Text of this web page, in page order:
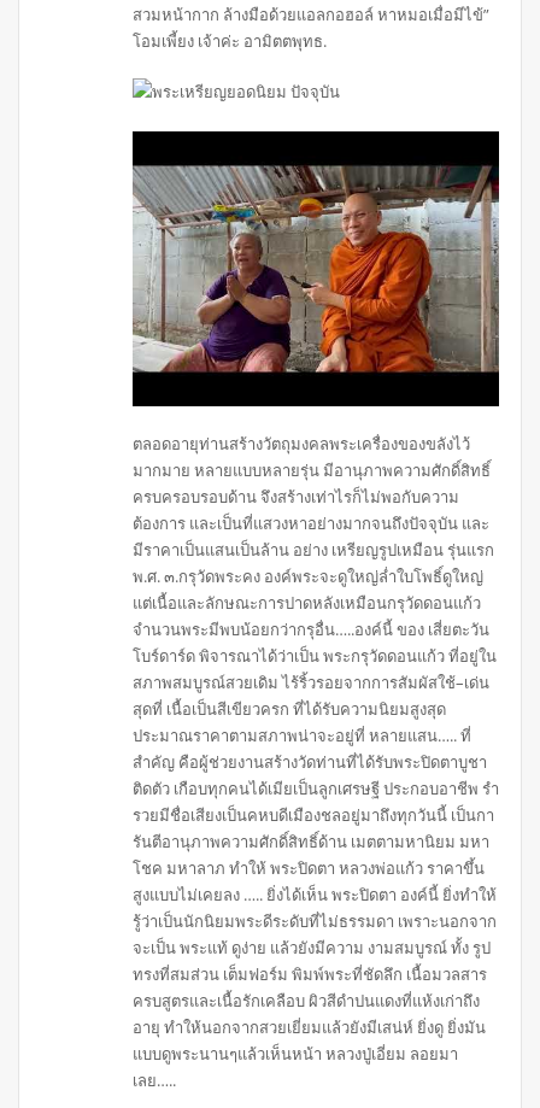
สวมหน้ากาก ล้างมือด้วยแอลกอฮอล์ หาหมอเมื่อมีไข้”
โอมเพี้ยง เจ้าค่ะ อามิตตพุทธ.
ตลอดอายุท่านสร้างวัตถุมงคลพระเครื่องของขลังไว้
มากมาย หลายแบบหลายรุ่น มีอานุภาพความศักดิ์สิทธิ์
ครบครอบรอบด้าน จึงสร้างเท่าไรก็ไม่พอกับความ
ต้องการ และเป็นที่แสวงหาอย่างมากจนถึงปัจจุบัน และ
มีราคาเป็นแสนเป็นล้าน อย่าง เหรียญรูปเหมือน รุ่นแรก
พ.ศ. ๓.กรุวัดพระคง องค์พระจะดูใหญ่ล่ำใบโพธิ์ดูใหญ่
แต่เนื้อและลักษณะการปาดหลังเหมือนกรุวัดดอนแก้ว
จำนวนพระมีพบน้อยกว่ากรุอื่น…..องค์นี้ ของ เสี่ยตะวัน
โบร์ดาร์ด พิจารณาได้ว่าเป็น พระกรุวัดดอนแก้ว ที่อยู่ใน
สภาพสมบูรณ์สวยเดิม ไร้ริ้วรอยจากการสัมผัสใช้–เด่น
สุดที่ เนื้อเป็นสีเขียวครก ที่ได้รับความนิยมสูงสุด
ประมาณราคาตามสภาพน่าจะอยู่ที่ หลายแสน….. ที่
สำคัญ คือผู้ช่วยงานสร้างวัดท่านที่ได้รับพระปิดตาบูชา
ติดตัว เกือบทุกคนได้เมียเป็นลูกเศรษฐี ประกอบอาชีพ รำ
รวยมีชื่อเสียงเป็นคหบดีเมืองชลอยู่มาถึงทุกวันนี้ เป็นกา
รันตีอานุภาพความศักดิ์สิทธิ์ด้าน เมตตามหานิยม มหา
โชค มหาลาภ ทำให้ พระปิดตา หลวงพ่อแก้ว ราคาขึ้น
สูงแบบไม่เคยลง ….. ยิ่งได้เห็น พระปิดตา องค์นี้ ยิ่งทำให้
รู้ว่าเป็นนักนิยมพระดีระดับที่ไม่ธรรมดา เพราะนอกจาก
จะเป็น พระแท้ ดูง่าย แล้วยังมีความ งามสมบูรณ์ ทั้ง รูป
ทรงที่สมส่วน เต็มฟอร์ม พิมพ์พระที่ชัดลึก เนื้อมวลสาร
ครบสูตรและเนื้อรักเคลือบ ผิวสีดำปนแดงที่แห้งเก่าถึง
อายุ ทำให้นอกจากสวยเยี่ยมแล้วยังมีเสน่ห์ ยิ่งดู ยิ่งมัน
แบบดูพระนานๆแล้วเห็นหน้า หลวงปู่เอี่ยม ลอยมา
เลย…..